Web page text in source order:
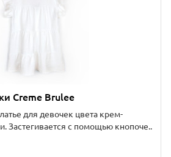
Creme Brulee
для девочек цвета крем-
Застегивается с помощью кнопоче..